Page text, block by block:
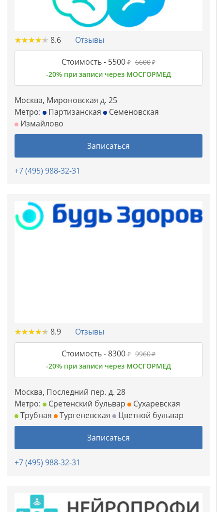
★★★★★
★★★★★ 8.6 Отзывы
Стоимость - 5500 ₽ 6600₽
-20% при записи через МОСГОРМЕД
Москва, Мироновская д. 25
Метро:
Партизанская
Семеновская
Измайлово
Записаться
+7 (495) 988-32-31
★★★★★
★★★★★ 8.9 Отзывы
Стоимость -8300 ₽ 9960₽
-20% при записи через МОСГОРМЕД
Москва, Последний пер. д. 28
Метро:
Сретенский бульвар
Сухаревская
Трубная
Тургеневская Цветной бульвар
Записаться
+7 (495) 988-32-31